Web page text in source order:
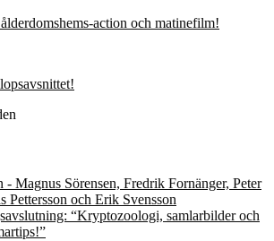
action och matinefilm!
“Kryptozoologi, samlarbilder och